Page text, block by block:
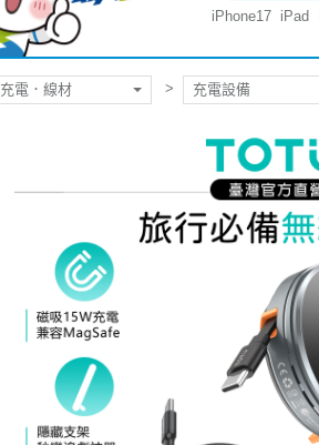
iPhone17 iPad
充電．線材 充電設備